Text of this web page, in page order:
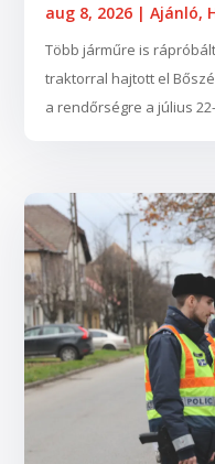
aug 8, 2026 |Ajánló,
Több járműre is
traktorral hajtott el
a rendőrségre a július